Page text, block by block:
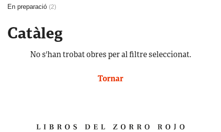
En preparació (2)
Catàleg
No s'han trobat obres per al filtre seleccionat.
Tornar